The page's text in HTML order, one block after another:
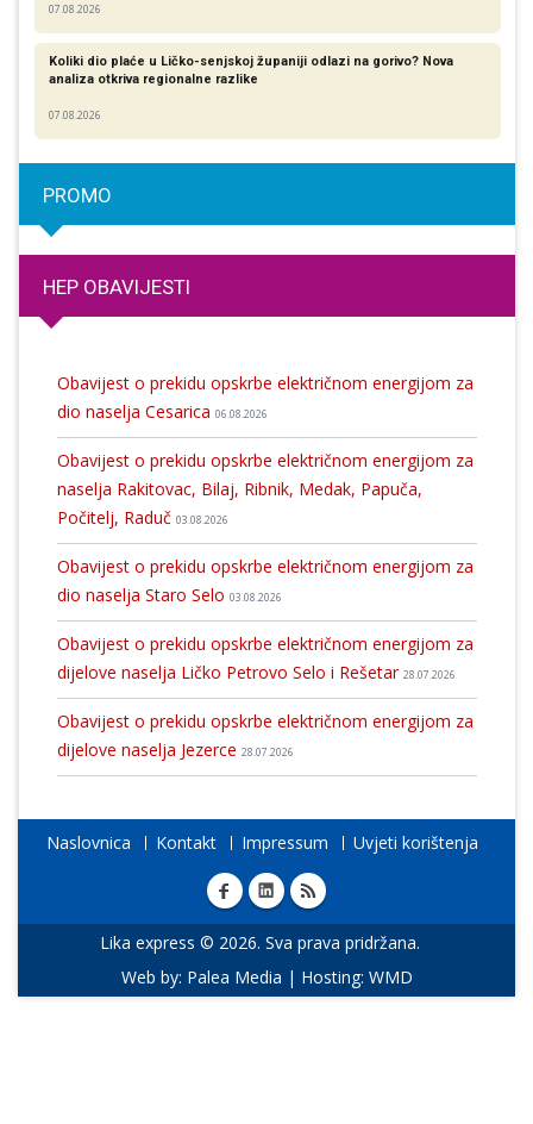
07.08.2026
Koliki dio plaće u Ličko-senjskoj županiji odlazi na gorivo? Nova
analiza otkriva regionalne razlike​
07.08.2026
PROMO
HEP OBAVIJESTI
Obavijest o prekidu opskrbe električnom energijom za
dio naselja Cesarica 06.08.2026
Obavijest o prekidu opskrbe električnom energijom za
naselja Rakitovac, Bilaj, Ribnik, Medak, Papuča,
Počitelj, Raduč 03.08.2026
Obavijest o prekidu opskrbe električnom energijom za
dio naselja Staro Selo 03.08.2026
Obavijest o prekidu opskrbe električnom energijom za
dijelove naselja Ličko Petrovo Selo i Rešetar 28.07.2026
Obavijest o prekidu opskrbe električnom energijom za
dijelove naselja Jezerce 28.07.2026
Naslovnica Kontakt Impressum Uvjeti korištenja
Lika express © 2026. Sva prava pridržana.
Web by: Palea Media | Hosting: WMD